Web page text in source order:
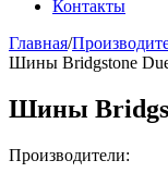
Контакты
Главная/
Шины Bridgstone
Шины
Производители: